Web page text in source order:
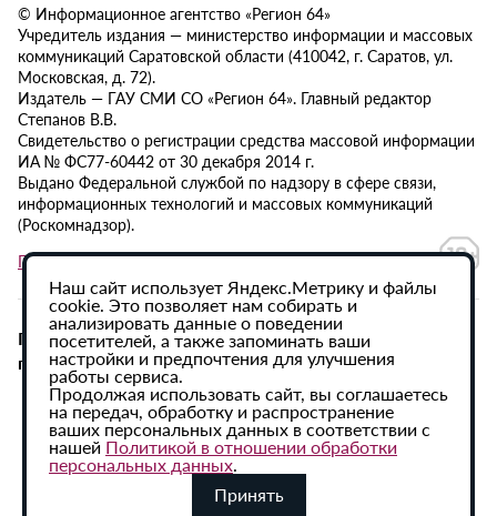
© Информационное агентство «Регион 64»
Учредитель издания — министерство информации и массовых
коммуникаций Саратовской области (410042, г. Саратов, ул.
Московская, д. 72).
Издатель — ГАУ СМИ СО «Регион 64». Главный редактор
Степанов В.В.
Свидетельство о регистрации средства массовой информации
ИА № ФС77-60442 от 30 декабря 2014 г.
Выдано Федеральной службой по надзору в сфере связи,
информационных технологий и массовых коммуникаций
(Роскомнадзор).
Политика в отношении обработки персональных данных
При использовании материалов сайта активная
гиперссылка на ИА «Регион 64» обязательна.
Наш сайт использует Яндекс.Метрику и файлы
cookie. Это позволяет нам собирать и
анализировать данные о поведении
посетителей, а также запоминать ваши
настройки и предпочтения для улучшения
работы сервиса.
Продолжая использовать сайт, вы соглашаетесь
на передач, обработку и распространение
ваших персональных данных в соответствии с
нашей Политикой в отношении обработки
персональных данных.
Принять